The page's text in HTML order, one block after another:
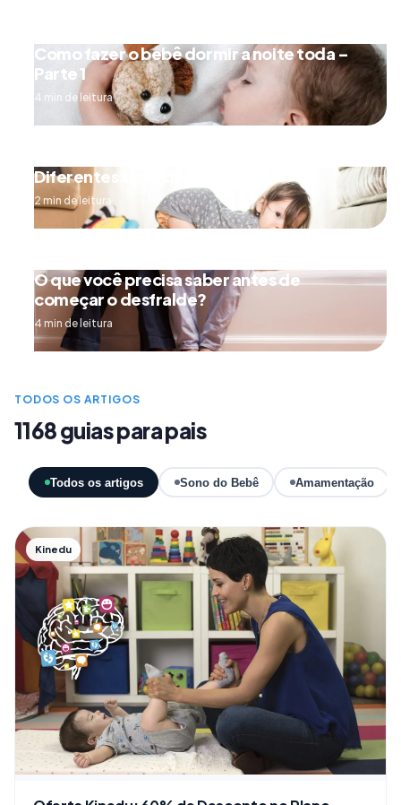
Como fazer o bebê dormir a noite toda –
Parte 1
4 min de leitura
Diferentes tipos de engatinhar
2 min de leitura
O que você precisa saber antes de
começar o desfralde?
4 min de leitura
TODOS OS ARTIGOS
1168 guias para pais
Todos os artigos Sono do Bebê Amamentação
Kinedu